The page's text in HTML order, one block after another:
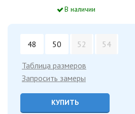
В наличии
48 50 52 54
Таблица размеров
Запросить замеры
КУПИТЬ